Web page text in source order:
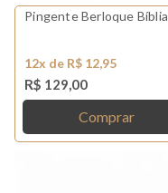
Pingente Berloque Bíblia
12x de R$ 12,95
R$ 129,00
Comprar